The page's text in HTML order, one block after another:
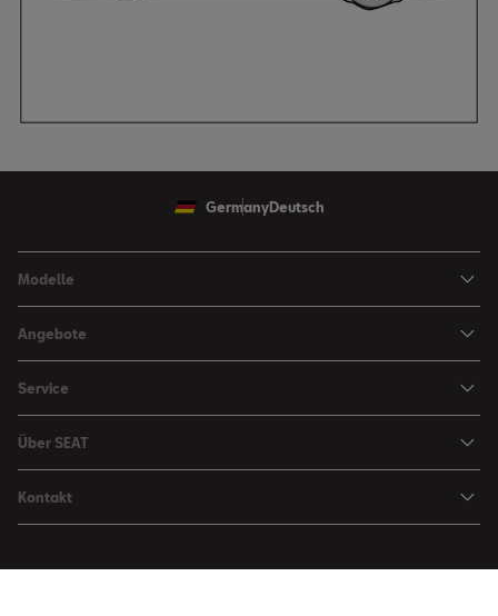
GermanyDeutsch
Modelle
Arona
Leon
Leon Sportstourer
SEAT Ateca Compact SUV (discontinued)
Angebote
Sondermodelle
SEAT FOR BUSINESS Angebote
Gebrauchtfahrzeuge
Finanzdienstleistung
SEAT Care
Service
Smartphone Kompatibilität
Senderlogos
Über SEAT
News & Events
Kontakt